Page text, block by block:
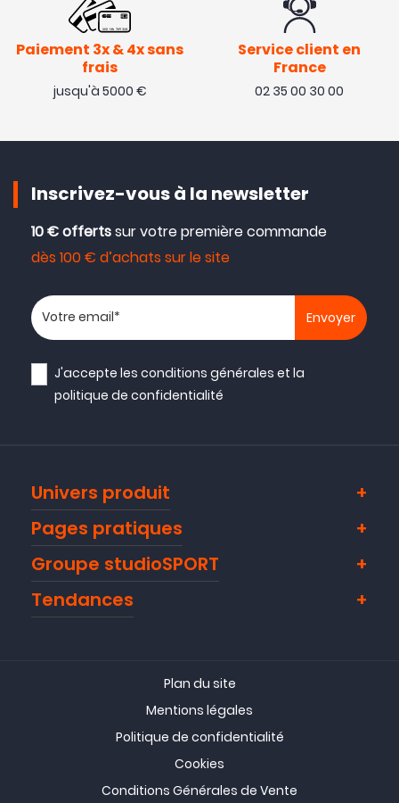
Paiement 3x & 4x sans
frais
jusqu'à 5000 €
Service client en
France
02 35 00 30 00
Inscrivez-vous à la newsletter
10 € offertssur votre première commande
dès 100 € d’achats sur le site
Votre adresse email
J'accepte lesconditions générales et la
politique de confidentialité
Univers produit
Pages pratiques
Groupe studioSPORT
Tendances
Plan du site
Mentions légales
Politique de confidentialité
Cookies
Conditions Générales de Vente